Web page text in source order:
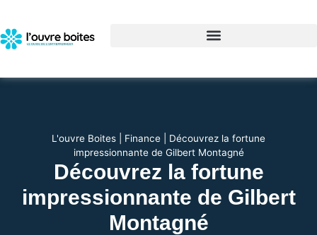
L'ouvre Boites Finance
Découvrez la fortune
impressionnante de Gilbert Montagné
Découvrez la fortune
impressionnante de Gilbert
Montagné